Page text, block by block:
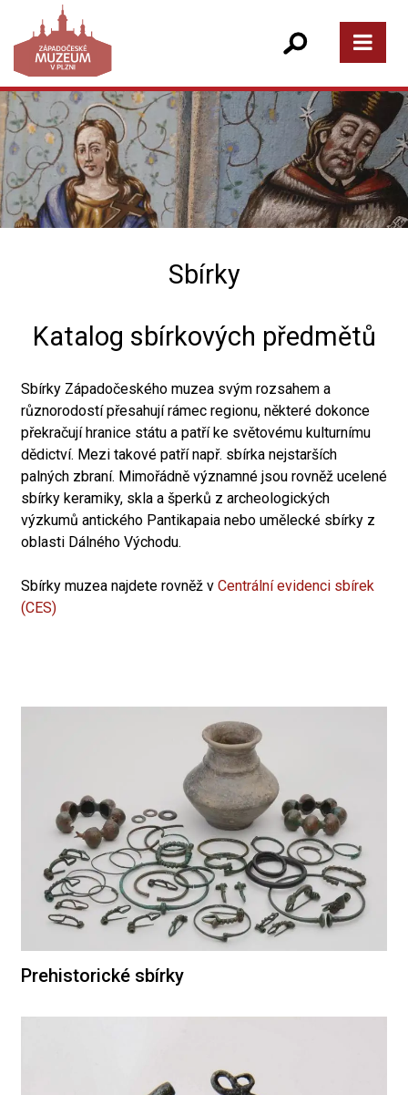
Sbírky
Katalog sbírkových předmětů
Sbírky Západočeského muzea svým rozsahem a
různorodostí přesahují rámec regionu, některé dokonce
překračují hranice státu a patří ke světovému kulturnímu
dědictví. Mezi takové patří např. sbírka nejstarších
palných zbraní. Mimořádně významné jsou rovněž ucelené
sbírky keramiky, skla a šperků z archeologických
výzkumů antického Pantikapaia nebo umělecké sbírky z
oblasti Dálného Východu.
Sbírky muzea najdete rovněž v Centrální evidenci sbírek
(CES)
Prehistorické sbírky